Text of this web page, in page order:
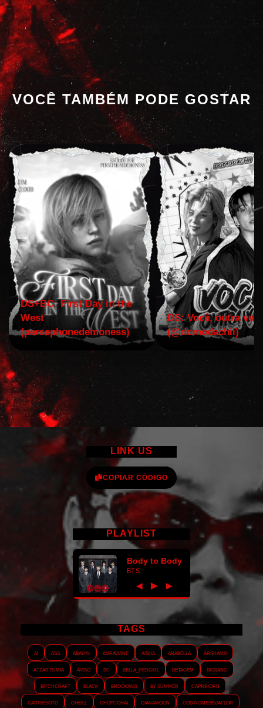
VOCÊ TAMBÉM PODE GOSTAR
DS+BC: First Day in the
West
(persephonedemoness)
DS: Você, outra vez!
(@domodachii)
LINK US
COPIAR CÓDIGO
PLAYLIST
Body to Body
BTS
◀ ► ▶
TAGS
AI ASS Abalyn Agraviane Aisha Arabella
Arshanji
Atzarts Mia
Aviso BC Bella_RedGirl Betagem
Bigbang
Bitchcraft
Black Brookang By.summer
Caprihorn
Carriesoto
Cheill Chopuchai Cianamoon Codinomebeijaflor